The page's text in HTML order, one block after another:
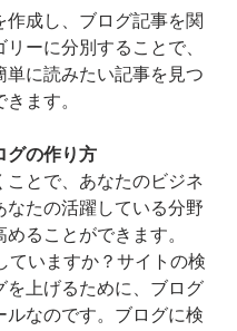
作成し、ブログ記事を関
ーに分別することで、
単に読みたい記事を見つ
ます。
グの作り方
ことで、あなたのビジネ
なたの活躍している分野
ることができます。
ていますか？サイトの検
を上げるために、ブログ
ルなのです。ブログに検